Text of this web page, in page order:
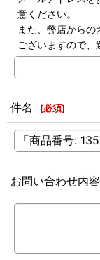
意ください。
また、弊店から
ございますので、
件名 [必須]
お問い合わせ内容